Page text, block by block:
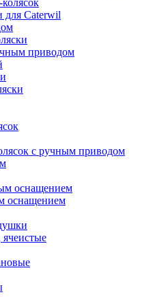
для Caterwil
приводом
с ручным приводом
оснащением
оснащением